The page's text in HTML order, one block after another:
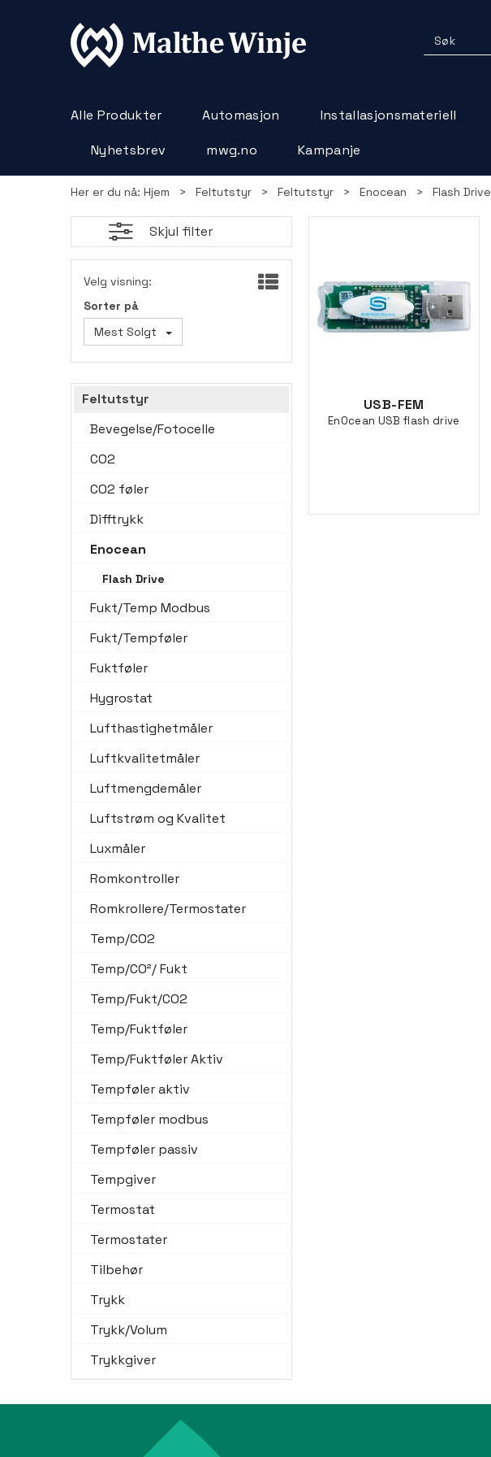
Alle Produkter Automasjon Installasjonsmateriell
Nyhetsbrev mwg.no Kampanje
Her er du nå: Hjem > Feltutstyr > Feltutstyr > Enocean > Flash Drive
Skjul filter
Velg visning:
Sorter på
Mest Solgt
Feltutstyr
Bevegelse/Fotocelle
CO2
CO2 føler
Difftrykk
Enocean
Flash Drive
Fukt/Temp Modbus
Fukt/Tempføler
Fuktføler
Hygrostat
Lufthastighetmåler
Luftkvalitetmåler
Luftmengdemåler
Luftstrøm og Kvalitet
Luxmåler
Romkontroller
Romkrollere/Termostater
Temp/CO2
Temp/CO²/ Fukt
Temp/Fukt/CO2
Temp/Fuktføler
Temp/Fuktføler Aktiv
Tempføler aktiv
Tempføler modbus
Tempføler passiv
Tempgiver
Termostat
Termostater
Tilbehør
Trykk
Trykk/Volum
Trykkgiver
USB-FEM
EnOcean USB flash drive